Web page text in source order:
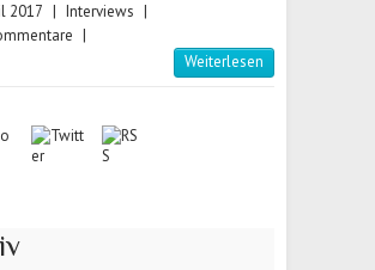
2017 | Interviews |
|
Weiterlesen